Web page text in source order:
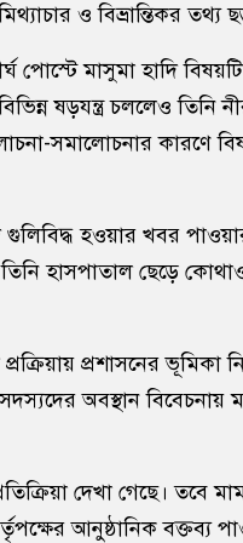
ও বিভ্রান্তিকর তথ্য
মাসুমা হাদি বিষয়টি
ষড়যন্ত্র চললেও তিনি
সমালোচনার কারণে
হওয়ার খবর
হাসপাতাল ছেড়ে
প্রশাসনের ভূমিকা
অবস্থান বিবেচনায়
দেখা গেছে। তবে
আনুষ্ঠানিক বক্তব্য